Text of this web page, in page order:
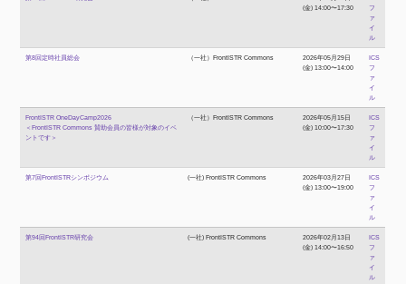
(金) 14:00〜17:30
フ
ァ
イ
ル
第8回定時社員総会 （一社）FrontISTR Commons
2026年05月29日
(金) 13:00〜14:00
ICS
フ
ァ
イ
ル
FrontISTR OneDayCamp2026
＜FrontISTR Commons 賛助会員の皆様が対象のイベ
ントです＞
（一社）FrontISTR Commons
2026年05月15日
(金) 10:00〜17:30
ICS
フ
ァ
イ
ル
第7回FrontISTRシンポジウム (一社) FrontISTR Commons
2026年03月27日
(金) 13:00〜19:00
ICS
フ
ァ
イ
ル
第94回FrontISTR研究会 (一社) FrontISTR Commons
2026年02月13日
(金) 14:00〜16:50
ICS
フ
ァ
イ
ル